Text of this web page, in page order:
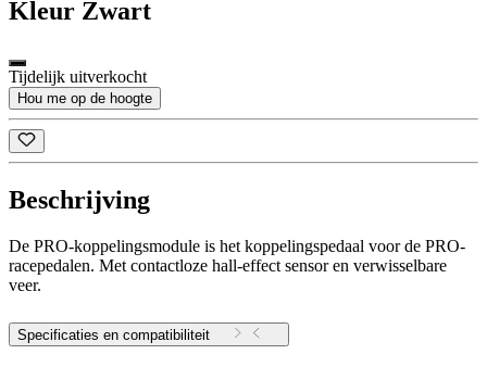
Kleur Zwart
Tijdelijk uitverkocht
Hou me op de hoogte
Beschrijving
De PRO-koppelingsmodule is het koppelingspedaal voor de PRO-
racepedalen. Met contactloze hall-effect sensor en verwisselbare
veer.
Specificaties en compatibiliteit